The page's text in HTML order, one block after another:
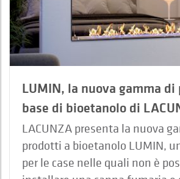
LUMIN, la nuova gamma
base di bioetanolo di
LACUNZA presenta la nuova
prodotti a bioetanolo LUMIN,
per le case nelle quali non è